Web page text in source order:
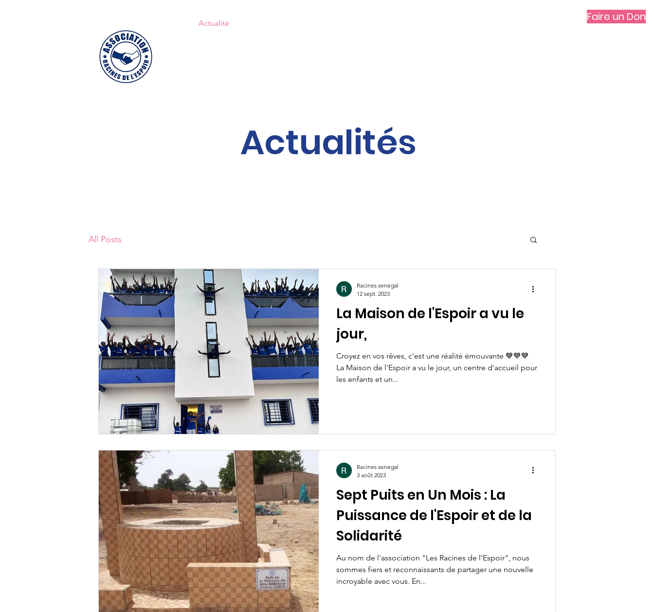
Faire un Don
Actualité
Actualités
All Posts
La Maison de l'Espoir a vu le
jour,
Croyez en vos rêves, c'est une réalité émouvante 💙💙💙
La Maison de l'Espoir a vu le jour, un centre d'accueil pour
les enfants et un...
Racines senegal
12 sept. 2023
Sept Puits en Un Mois : La
Puissance de l'Espoir et de la
Solidarité
Au nom de l'association "Les Racines de l'Espoir", nous
sommes fiers et reconnaissants de partager une nouvelle
incroyable avec vous. En...
Racines senegal
3 août 2023